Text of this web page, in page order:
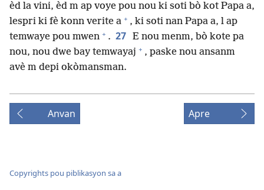
èd la vini, èd m ap voye pou nou ki soti bò kot Papa a,
lespri ki fè konn verite a + , ki soti nan Papa a, l ap
temwaye pou mwen + . 27 E nou menm, bò kote pa
nou, nou dwe bay temwayaj + , paske nou ansanm
avè m depi okòmansman.
Anvan Apre
Copyrights pou piblikasyon sa a